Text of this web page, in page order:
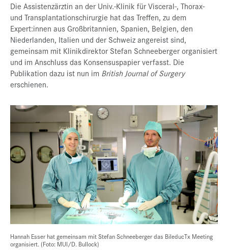
Die Assistenzärztin an der Univ.-Klinik für Visceral-, Thorax-
und Transplantationschirurgie hat das Treffen, zu dem
Expert:innen aus Großbritannien, Spanien, Belgien, den
Niederlanden, Italien und der Schweiz angereist sind,
gemeinsam mit Klinikdirektor Stefan Schneeberger organisiert
und im Anschluss das Konsensuspapier verfasst. Die
Publikation dazu ist nun im British Journal of Surgery
erschienen.
Hannah Esser hat gemeinsam mit Stefan Schneeberger das BileducTx Meeting
organisiert. (Foto: MUI/D. Bullock)